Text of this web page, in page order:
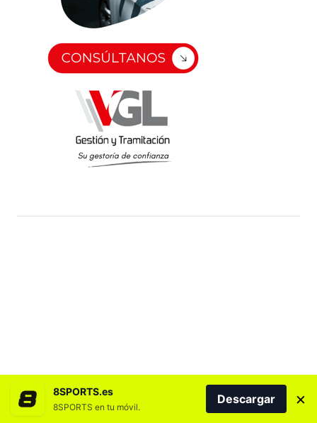
8SPORTS.es
8SPORTS en tu móvil.
Descargar ×